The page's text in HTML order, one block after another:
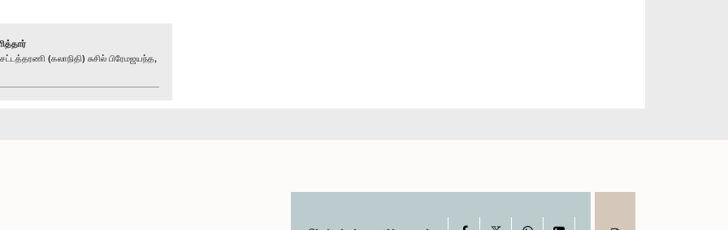
(கலாநிதி) சுசில் பிரேமஜயந்த,